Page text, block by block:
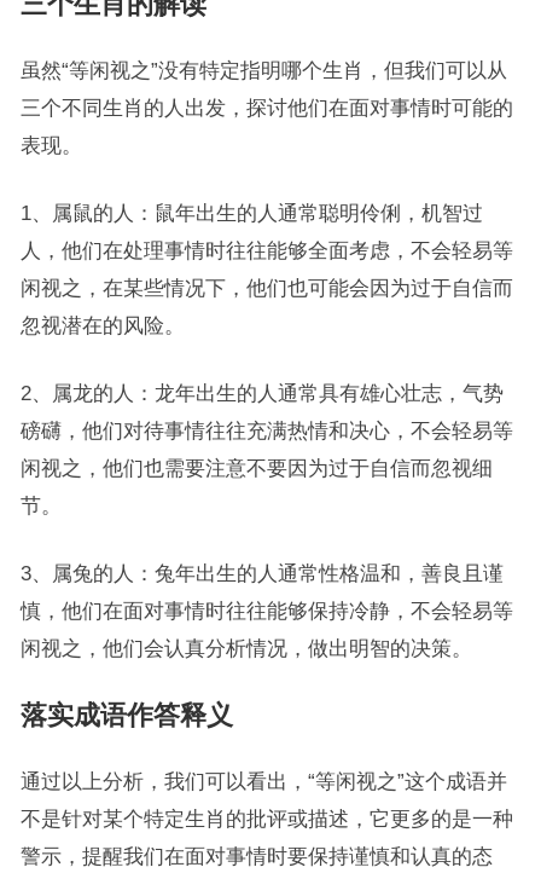
虽然“等闲视之”没有特定指明哪个生肖，但我们可以从
三个不同生肖的人出发，探讨他们在面对事情时可能的
表现。
1、属鼠的人：鼠年出生的人通常聪明伶俐，机智过
人，他们在处理事情时往往能够全面考虑，不会轻易等
闲视之，在某些情况下，他们也可能会因为过于自信而
忽视潜在的风险。
2、属龙的人：龙年出生的人通常具有雄心壮志，气势
磅礴，他们对待事情往往充满热情和决心，不会轻易等
闲视之，他们也需要注意不要因为过于自信而忽视细
节。
3、属兔的人：兔年出生的人通常性格温和，善良且谨
慎，他们在面对事情时往往能够保持冷静，不会轻易等
闲视之，他们会认真分析情况，做出明智的决策。
落实成语作答释义
通过以上分析，我们可以看出，“等闲视之”这个成语并
不是针对某个特定生肖的批评或描述，它更多的是一种
警示，提醒我们在面对事情时要保持谨慎和认真的态